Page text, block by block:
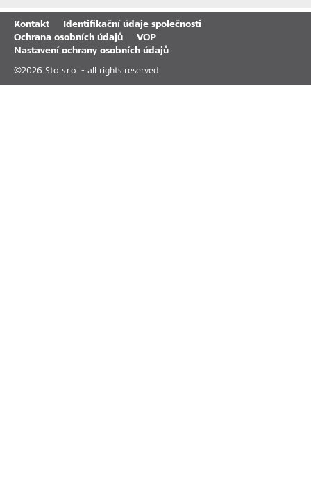
Kontakt
Identifikační údaje společnosti
Ochrana osobních údajů
VOP
Nastavení ochrany osobních údajů
©2026 Sto s.r.o. - all rights reserved